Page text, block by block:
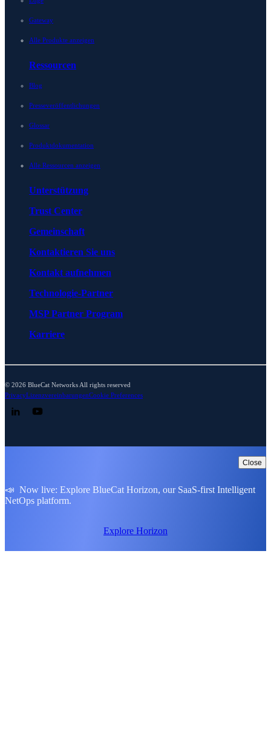
Gateway
Alle Produkte anzeigen
Ressourcen
Blog
Presseveröffentlichungen
Glossar
Produktdokumentation
Alle Ressourcen anzeigen
Unterstützung
Trust Center
Gemeinschaft
Kontaktieren Sie uns
Kontakt aufnehmen
Technologie-Partner
MSP Partner Program
Karriere
© 2026 BlueCat Networks All rights reserved
PrivacyLizenzvereinbarungenCookie Preferences
Follow us on LinkedIn
Follow us on YouTube
Close
📣 Now live: Explore BlueCat Horizon, our SaaS-first Intelligent
NetOps platform.
Explore Horizon